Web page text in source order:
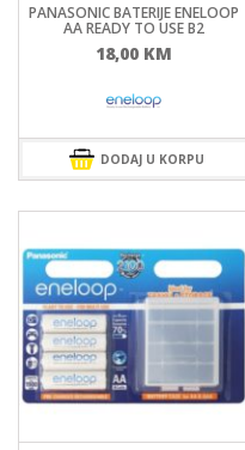
PANASONIC BATERIJE ENELOOP
AA READY TO USE B2
18,00 KM
DODAJ U KORPU